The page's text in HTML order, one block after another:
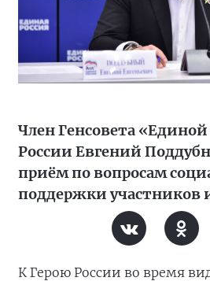
Член Генсовета
России Евгений
приём по вопросам
поддержки участников
К Герою России во время